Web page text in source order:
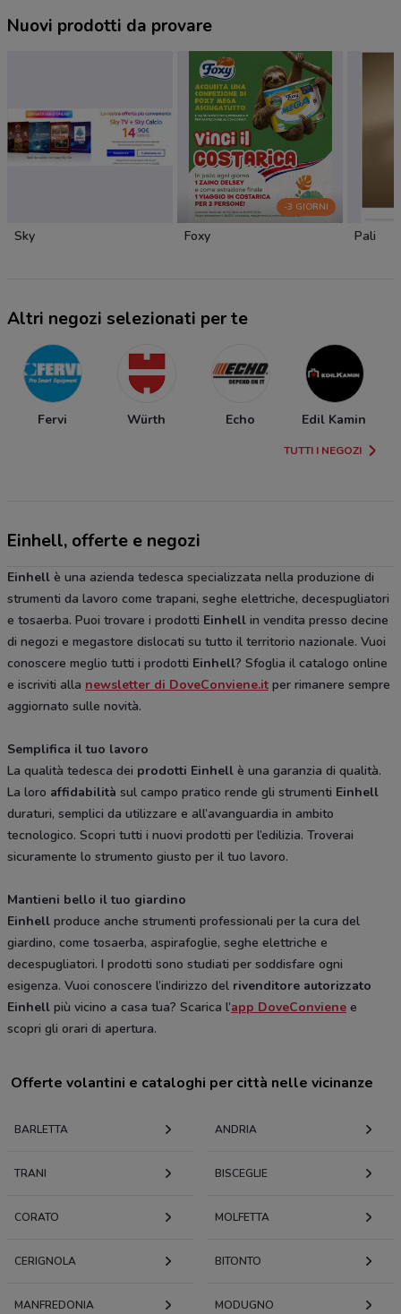
Nuovi prodotti da provare
Sky
-3 GIORNI
Foxy Pali
Altri negozi selezionati per te
Fervi Würth Echo Edil Kamin
TUTTI I NEGOZI
Einhell, offerte e negozi
Einhell è una azienda tedesca specializzata nella produzione di
strumenti da lavoro come trapani, seghe elettriche, decespugliatori
e tosaerba. Puoi trovare i prodotti Einhell in vendita presso decine
di negozi e megastore dislocati su tutto il territorio nazionale. Vuoi
conoscere meglio tutti i prodotti Einhell? Sfoglia il catalogo online
e iscriviti alla newsletter di DoveConviene.it per rimanere sempre
aggiornato sulle novità.
Semplifica il tuo lavoro
La qualità tedesca dei prodotti Einhell è una garanzia di qualità.
La loro affidabilità sul campo pratico rende gli strumenti Einhell
duraturi, semplici da utilizzare e all’avanguardia in ambito
tecnologico. Scopri tutti i nuovi prodotti per l’edilizia. Troverai
sicuramente lo strumento giusto per il tuo lavoro.
Mantieni bello il tuo giardino
Einhell produce anche strumenti professionali per la cura del
giardino, come tosaerba, aspirafoglie, seghe elettriche e
decespugliatori. I prodotti sono studiati per soddisfare ogni
esigenza. Vuoi conoscere l’indirizzo del rivenditore autorizzato
Einhell più vicino a casa tua? Scarica l’app DoveConviene e
scopri gli orari di apertura.
Offerte volantini e cataloghi per città nelle vicinanze
BARLETTA ANDRIA
TRANI BISCEGLIE
CORATO MOLFETTA
CERIGNOLA BITONTO
MANFREDONIA MODUGNO